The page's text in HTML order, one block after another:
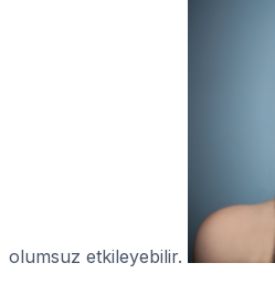
olumsuz etkileyebilir.